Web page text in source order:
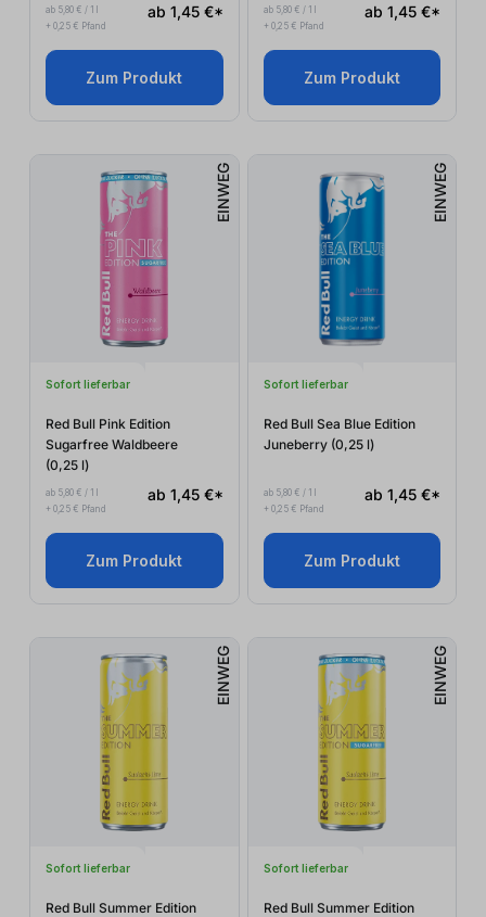
ab 5,80 € / 1 l
+ 0,25 € Pfand
ab 1,45 €*
Zum Produkt
ab 5,80 € / 1 l
+ 0,25 € Pfand
ab 1,45 €*
Zum Produkt
EINWEG
Sofort lieferbar
Red Bull Pink Edition
Sugarfree Waldbeere
(0,25 l)
ab 5,80 € / 1 l
+ 0,25 € Pfand
ab 1,45 €*
Zum Produkt
EINWEG
Sofort lieferbar
Red Bull Sea Blue Edition
Juneberry (0,25 l)
ab 5,80 € / 1 l
+ 0,25 € Pfand
ab 1,45 €*
Zum Produkt
EINWEG
Sofort lieferbar
Red Bull Summer Edition
EINWEG
Sofort lieferbar
Red Bull Summer Edition